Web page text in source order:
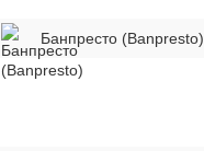
Банпресто (Banpresto)